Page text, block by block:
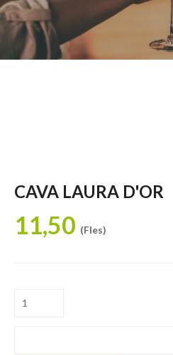
CAVA LAURA D'OR
11,50 (Fles)